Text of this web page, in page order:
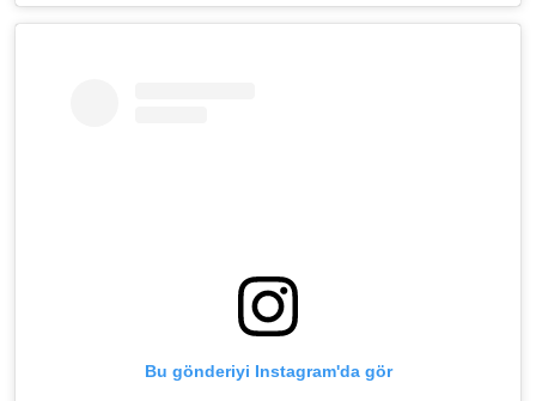
Bu gönderiyi Instagram'da gör